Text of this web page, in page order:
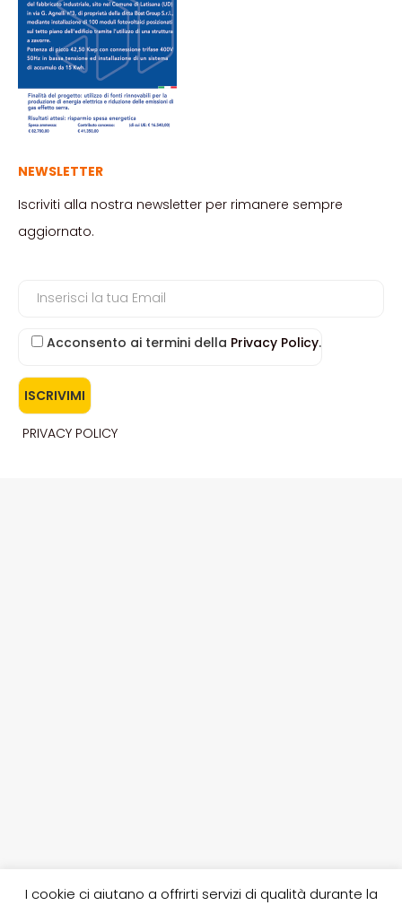
NEWSLETTER
Iscriviti alla nostra newsletter per rimanere sempre
aggiornato.
Acconsento ai termini della Privacy Policy.
PRIVACY POLICY
I cookie ci aiutano a offrirti servizi di qualità durante la